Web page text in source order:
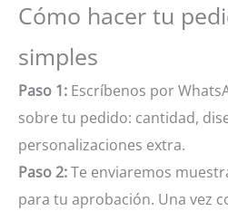
Cómo hacer tu
simples
Paso 1: Escríbenos por
sobre tu pedido: cantidad,
personalizaciones extra.
Paso 2:Te enviaremos
para tu aprobación. Una vez